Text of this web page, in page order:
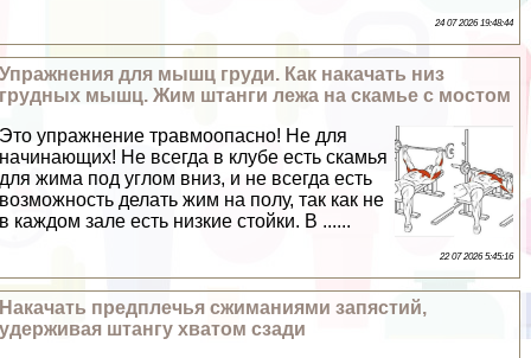
24 07 2026 19:48:44
Упражнения для мышц гpyди. Как накачать низ
грудных мышц. Жим штанги лежа на скамье с мостом
Это упражнение травмоопасно! Не для
начинающих! Не всегда в клубе есть скамья
для жима под углом вниз, и не всегда есть
возможность делать жим на полу, так как не
в каждом зале есть низкие стойки. В ......
22 07 2026 5:45:16
Накачать предплечья сжиманиями запястий,
удерживая штангу хватом сзади